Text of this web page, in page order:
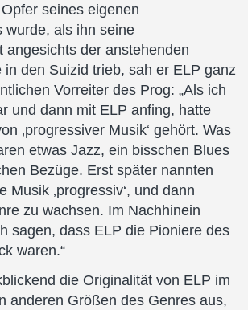
seines eigenen
wurde, als ihn seine
angesichts der anstehenden
in den Suizid trieb, sah er ELP ganz
Vorreiter des Prog: „Als ich
und dann mit ELP anfing, hatte
‚progressiver Musik‘ gehört. Was
etwas Jazz, ein bisschen Blues
Bezüge. Erst später nannten
Musik ‚progressiv‘, und dann
zu wachsen. Im Nachhinein
sagen, dass ELP die Pioniere des
waren.“
die Originalität von ELP im
anderen Größen des Genres aus,